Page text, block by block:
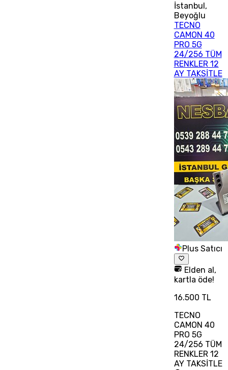
İstanbul,
Beyoğlu
TECNO
CAMON 40
PRO 5G
24/256 TÜM
RENKLER 12
AY TAKSİTLE
Plus Satıcı
Elden al,
kartla öde!
16.500 TL
TECNO
CAMON 40
PRO 5G
24/256 TÜM
RENKLER 12
AY TAKSİTLE